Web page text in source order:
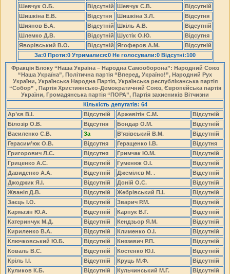
Шевчук О.Б.
Відсутній Шевчук С.В.
Відсутній
Шишкіна Е.В.
Відсутня Шишкіна З.Л.
Відсутня
Шиянов Б.А.
Відсутній Шкіль А.В.
Відсутній
Шлемко Д.В.
Відсутній Шустік О.Ю.
Відсутня
Яворівський В.О.
Відсутній Ягоферов А.М.
Відсутній
За:0 Проти:0 Утрималися:0 Не голосували:0 Відсутні:100
Фракція Блоку “Наша Україна – Народна Самооборона”: Народний Союз
“Наша Україна”, Політична партія “Вперед, Україно!”, Народний Рух
України, Українська Народна Партія, Українська республіканська партія
“Собор” , Партія Християнсько-Демократичний Союз, Європейська партія
України, Громадянська партія “ПОРА”, Партія захисників Вітчизни
Кількість депутатів: 64
Ар’єв В.І.
Відсутній Аржевітін С.М.
Відсутній
Білозір О.В.
Відсутня Бондар О.М.
Відсутній
Василенко С.В.
За В’язівський В.М.
Відсутній
Герасим’юк О.В.
Відсутня Геращенко І.В.
Відсутня
Григорович Л.С.
Відсутня Гримчак Ю.М.
Відсутній
Гриценко А.С.
Відсутній Гуменюк О.І.
Відсутній
Давиденко А.А.
Відсутній Джемілєв М. .
Відсутній
Джоджик Я.І.
Відсутній Доній О.С.
Відсутній
Жванія Д.В.
Відсутній Жебрівський П.І.
Відсутній
Заєць І.О.
Відсутній Зварич Р.М.
Відсутній
Кармазін Ю.А.
Відсутній Карпук В.Г.
Відсутній
Катеринчук М.Д.
Відсутній Кендзьор Я.М.
Відсутній
Кириленко В.А.
Відсутній Клименко О.І.
Відсутній
Ключковський Ю.Б.
Відсутній Князевич Р.П.
Відсутній
Коваль В.С.
Відсутній Костенко Ю.І.
Відсутній
Кріль І.І.
Відсутній Круць М.Ф.
Відсутній
Куликов К.Б.
Відсутній Кульчинський М.Г.
Відсутній